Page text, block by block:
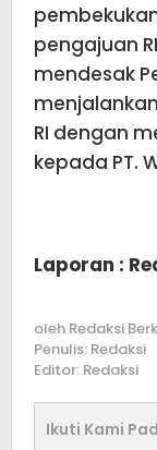
pengajuan
mendesak
RI dengan
kepada PT.
Laporan :
oleh Redaksi
Penulis: Redaksi
Editor: Redaksi
Ikuti Kami